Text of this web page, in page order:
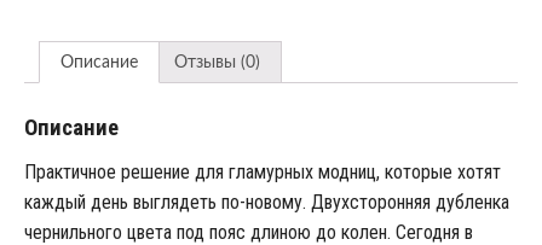
Описание Отзывы (0)
Описание
Практичное решение для гламурных модниц, которые хотят
каждый день выглядеть по-новому. Двухсторонняя дубленка
чернильного цвета под пояс длиною до колен. Сегодня в